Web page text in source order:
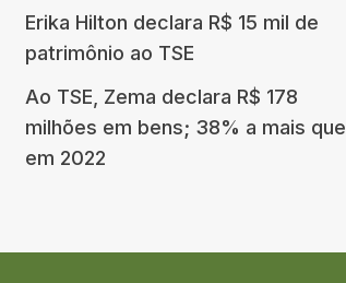
Erika Hilton declara R$ 15 mil de
patrimônio ao TSE
Ao TSE, Zema declara R$ 178
milhões em bens; 38% a mais que
em 2022